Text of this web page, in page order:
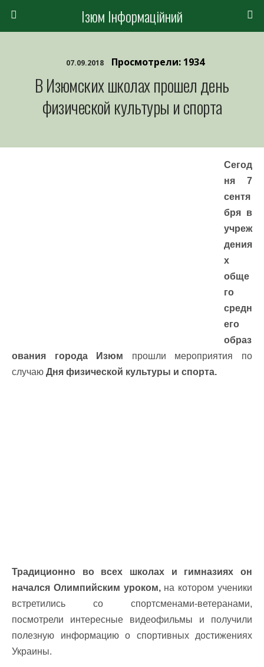
Ізюм Інформаційний
07.09.2018 Просмотрели: 1934
В Изюмских школах прошел день
физической культуры и спорта
Сегод
ня 7
сентя
бря в
учреж
дения
х
обще
го
средн
его
образ
ования города Изюм прошли мероприятия по
случаю Дня физической культуры и спорта.
Традиционно во всех школах и гимназиях он
начался Олимпийским уроком,на котором ученики
встретились со спортсменами-ветеранами,
посмотрели интересные видеофильмы и получили
полезную информацию о спортивных достижениях
Украины.